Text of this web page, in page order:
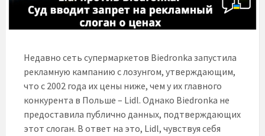
Недавно сеть супермаркетов Biedronka запустила
рекламную кампанию с лозунгом, утверждающим,
что с 2002 года их цены ниже, чем у их главного
конкурента в Польше – Lidl. Однако Biedronka не
предоставила публично данных, подтверждающих
этот слоган. В ответ на это, Lidl, чувствуя себя